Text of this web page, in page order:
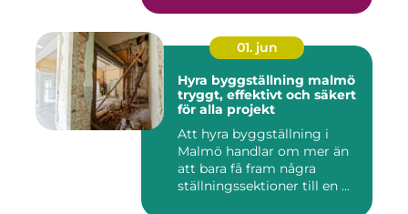
01. jun
Hyra byggställning malmö
tryggt, effektivt och säkert
för alla projekt
Att hyra byggställning i
Malmö handlar om mer än
att bara få fram några
ställningssektioner till en ...